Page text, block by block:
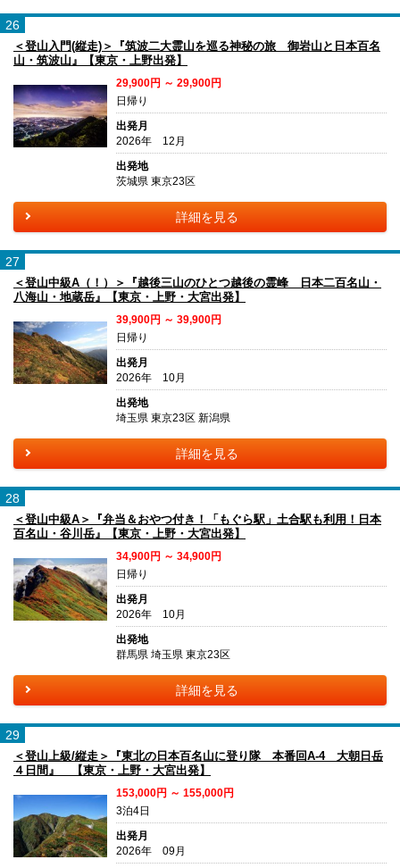
26
＜登山入門(縦走)＞『筑波二大霊山を巡る神秘の旅 御岩山と日本百名
山・筑波山』【東京・上野出発】
29,900円 ～ 29,900円
日帰り
出発月
2026年 12月
出発地
茨城県 東京23区
詳細を見る
27
＜登山中級A（！）＞『越後三山のひとつ越後の霊峰 日本二百名山・
八海山・地蔵岳』【東京・上野・大宮出発】
39,900円 ～ 39,900円
日帰り
出発月
2026年 10月
出発地
埼玉県 東京23区 新潟県
詳細を見る
28
＜登山中級A＞『弁当＆おやつ付き！「もぐら駅」土合駅も利用！日本
百名山・谷川岳』【東京・上野・大宮出発】
34,900円 ～ 34,900円
日帰り
出発月
2026年 10月
出発地
群馬県 埼玉県 東京23区
詳細を見る
29
＜登山上級/縦走＞『東北の日本百名山に登り隊 本番回A-4 大朝日岳
４日間』 【東京・上野・大宮出発】
153,000円 ～ 155,000円
3泊4日
出発月
2026年 09月